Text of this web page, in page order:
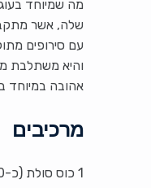
מה שמיוחד
שלה, אשר
עם סירופים
והיא משתלבת
אהובה במיוחד
מרכיבים
1 כוס סולת (כ-150 גרם)